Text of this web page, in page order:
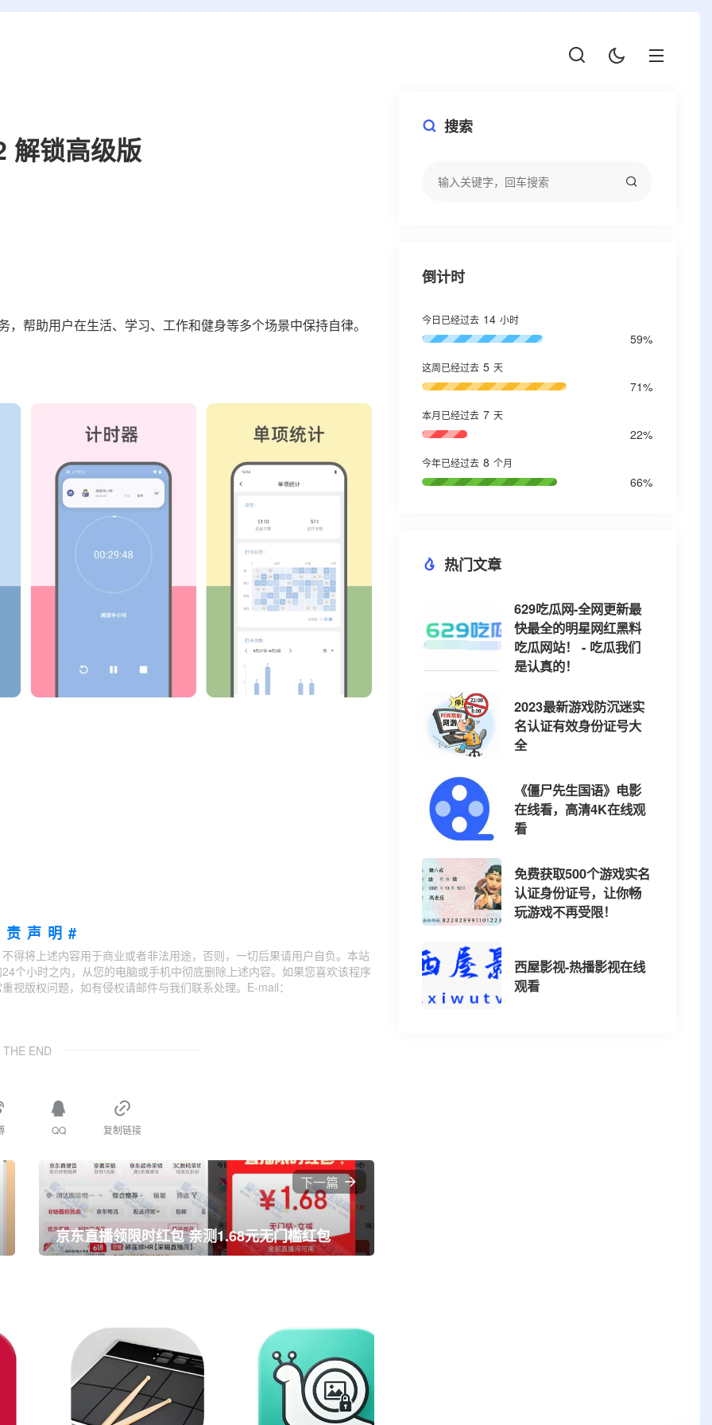
解锁高级版
帮助用户在生活、学习、工作和健身等多个场景中保持自律。
声明#
得将上述内容用于商业或者非法用途，否则，一切后果请用户自负。本站
个小时之内，从您的电脑或手机中彻底删除上述内容。如果您喜欢该程序
视版权问题，如有侵权请邮件与我们联系处理。E-mail：
THE END
QQ 复制链接
下一篇
京东直播领限时红包 亲测1.68元无门槛红包
搜索
倒计时
今日已经过去 14 小时
59%
这周已经过去 5 天
71%
本月已经过去 7 天
22%
今年已经过去 8 个月
66%
热门文章
629吃瓜网-全网更新最
快最全的明星网红黑料
吃瓜网站！ - 吃瓜我们
是认真的！
2023最新游戏防沉迷实
名认证有效身份证号大
全
《僵尸先生国语》电影
在线看，高清4K在线观
看
免费获取500个游戏实名
认证身份证号，让你畅
玩游戏不再受限！
西屋影视-热播影视在线
观看